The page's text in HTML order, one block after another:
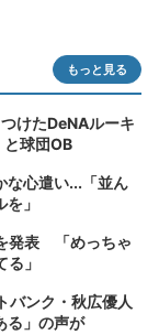
もっと見る
けたDeNAルーキ
球団OB
な心遣い...「並ん
」
発表 「めっちゃ
」
バンク・秋広優人
る」の声が